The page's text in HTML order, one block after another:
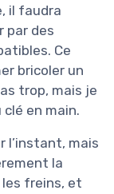
il faudra
par des
Ce
bricoler un
trop, mais je
en main.
l’instant, mais
la
les freins, et